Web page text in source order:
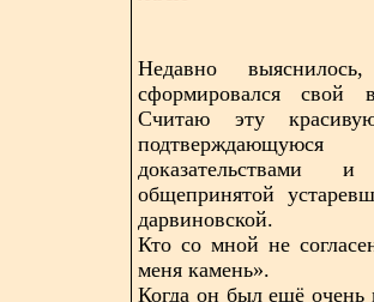
Недавно
сформировался свой
Считаю эту
общепринятой
дарвиновской.
Кто со мной не
меня камень».
Когда он был ещё очень